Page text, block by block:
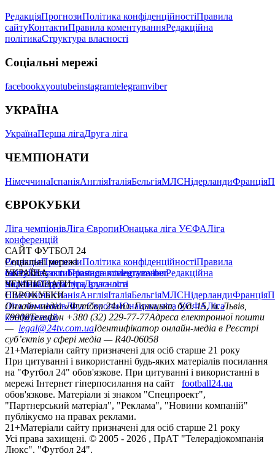
РедакціяПрогнозиПолітика конфіденційностіПравила
сайтуКонтактиПравила коментуванняРедакційна
політикаСтруктура власності
Соціальні мережі
facebookxyoutubeinstagramtelegramviber
УКРАЇНА
УкраїнаПерша лігаДруга ліга
ЧЕМПІОНАТИ
НімеччинаІспаніяАнгліяІталіяБельгіяМЛСНідерландиФранція
ЄВРОКУБКИ
Ліга чемпіонівЛіга ЄвропиЮнацька ліга УЄФАЛіга
конференцій
САЙТ ФУТБОЛ 24
РедакціяПрогнозиПолітика конфіденційностіПравила
сайтуКонтактиПравила коментуванняРедакційна
політикаСтруктура власності
Соціальні мережі
facebookxyoutubeinstagramtelegramviber
УКРАЇНА
УкраїнаПерша лігаДруга ліга
ЧЕМПІОНАТИ
НімеччинаІспаніяАнгліяІталіяБельгіяМЛСНідерландиФранція
ЄВРОКУБКИ
Ліга чемпіонівЛіга ЄвропиЮнацька ліга УЄФАЛіга
конференцій
Онлайн-медіа «Футбол 24»пл. Галицька, буд. 15, м. Львів,
79008Телефон +380 (32) 229-77-77Адреса електронної пошти
— legal@24tv.com.uaІдентифікатор онлайн-медіа в Реєстрі
суб’єктів у сфері медіа — R40-06058
21+Матеріали сайту призначені для осіб старше 21 року
При цитуванні і використанні будь-яких матеріалів посилання
на "Футбол 24" обов'язкове. При цитуванні і використанні в
мережі Інтернет гіперпосилання на сайт
football24.ua
обов'язкове. Матеріали зі знаком "Спецпроект",
"Партнерський матеріал", "Реклама", "Новини компаній"
публікуємо на правах реклами.
21+Матеріали сайту призначені для осіб старше 21 року
Усi права захищенi. © 2005 - 2026 , ПрАТ "Телерадіокомпанія
Люкс". "Футбол 24".